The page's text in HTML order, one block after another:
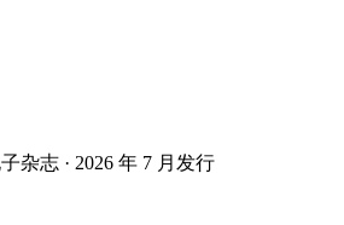
杂志 · 2026 年 7 月发行